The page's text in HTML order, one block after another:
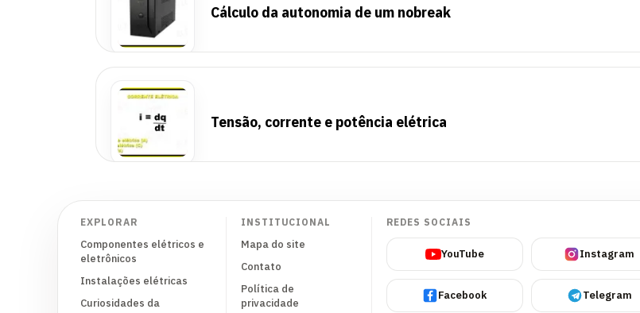
Cálculo da autonomia de um nobreak
Tensão, corrente e potência elétrica
EXPLORAR
Componentes elétricos e
eletrônicos
Instalações elétricas
Curiosidades da
INSTITUCIONAL
Mapa do site
Contato
Política de
privacidade
REDES SOCIAIS
YouTube Instagram
Facebook Telegram